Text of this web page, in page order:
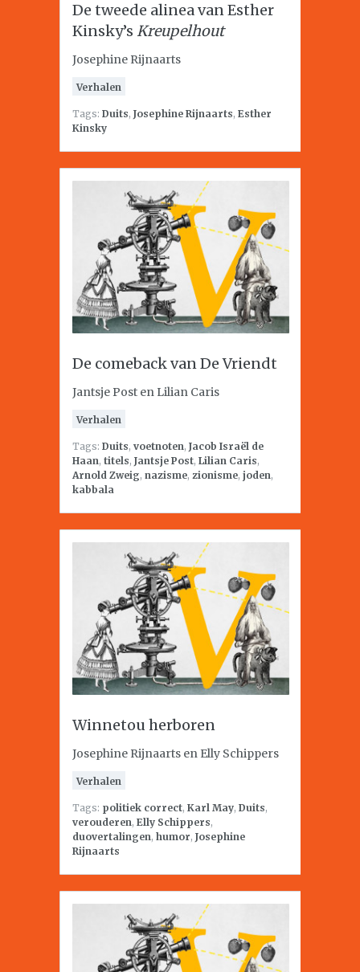
De tweede alinea van Esther
Kinsky’s Kreupelhout
Josephine Rijnaarts
Verhalen
Tags: Duits, Josephine Rijnaarts, Esther
Kinsky
De comeback van De Vriendt
Jantsje Post en Lilian Caris
Verhalen
Tags: Duits, voetnoten, Jacob Israël de
Haan, titels, Jantsje Post, Lilian Caris,
Arnold Zweig, nazisme, zionisme, joden,
kabbala
Winnetou herboren
Josephine Rijnaarts en Elly Schippers
Verhalen
Tags: politiek correct, Karl May, Duits,
verouderen, Elly Schippers,
duovertalingen, humor, Josephine
Rijnaarts